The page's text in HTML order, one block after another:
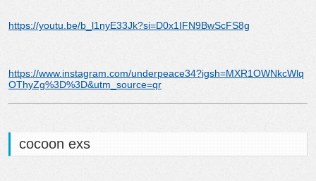
https://youtu.be/b_l1nyE33Jk?si=D0x1IFN9BwScFS8g
https://www.instagram.com/underpeace34?igsh=MXR1OWNkcWlq
OThyZg%3D%3D&utm_source=qr
cocoon exs